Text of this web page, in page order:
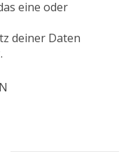
eine oder
deiner Daten
.